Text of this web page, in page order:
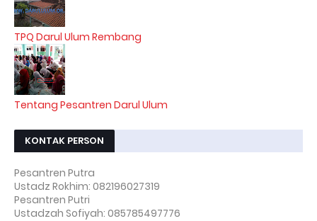
TPQ Darul Ulum Rembang
Tentang Pesantren Darul Ulum
KONTAK PERSON
Pesantren Putra
Ustadz Rokhim: 082196027319
Pesantren Putri
Ustadzah Sofiyah: 085785497776